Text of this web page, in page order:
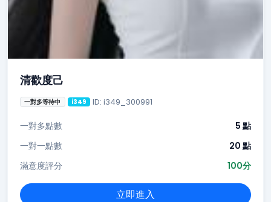
清歡度己
一對多等待中 i349 ID: i349_300991
一對多點數
5 點
一對一點數
20 點
滿意度評分
100分
立即進入